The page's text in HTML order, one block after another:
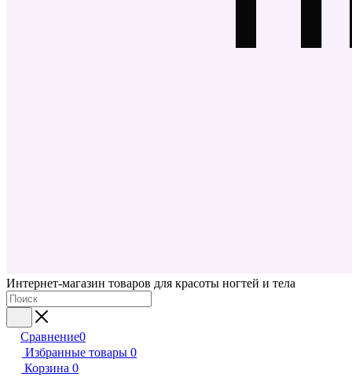
Интернет-магазин товаров для красоты ногтей и тела
Сравнение0
Избранные товары 0
Корзина 0